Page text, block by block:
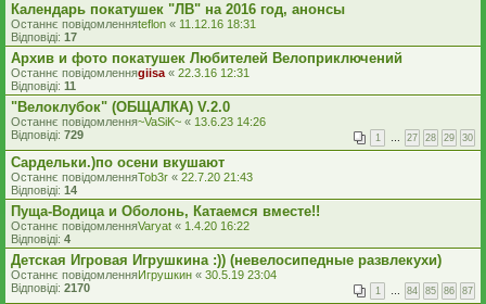
Календарь покатушек "ЛВ" на 2016 год, анонсы
Останнє повідомленняteflon « 11.12.16 18:31
Відповіді: 17
Архив и фото покатушек Любителей Велоприключений
Останнє повідомленняgiisa « 22.3.16 12:31
Відповіді: 11
"Велоклубок" (ОБЩАЛКА) V.2.0
Останнє повідомлення~VaSiK~ « 13.6.23 14:26
Відповіді: 729 1 … 27 28 29 30
Сардельки.)по осени вкушают
Останнє повідомленняTob3r « 22.7.20 21:43
Відповіді: 14
Пуща-Водица и Оболонь, Катаемся вместе!!
Останнє повідомленняVaryat « 1.4.20 16:22
Відповіді: 4
Детская Игровая Игрушкина :)) (невелосипедные развлекухи)
Останнє повідомленняИгрушкин « 30.5.19 23:04
Відповіді: 2170 1 … 84 85 86 87